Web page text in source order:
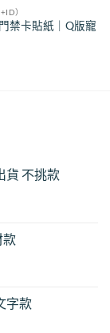
）
禁卡貼紙｜Q版寵
貨 不挑款
款
字款